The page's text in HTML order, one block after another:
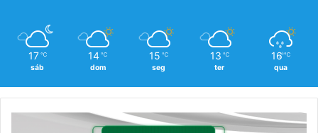
17 ℃
sáb
14 ℃
dom
15 ℃
seg
13 ℃
ter
16 ℃
qua